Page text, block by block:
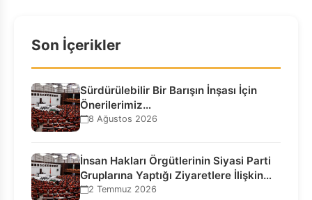
Son İçerikler
Sürdürülebilir Bir Barışın İnşası İçin
Önerilerimiz…
8 Ağustos 2026
İnsan Hakları Örgütlerinin Siyasi Parti
Gruplarına Yaptığı Ziyaretlere İlişkin
Bilgilendirme…
2 Temmuz 2026